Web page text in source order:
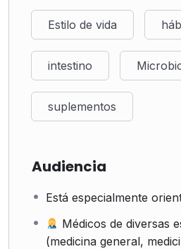
Estilo de vida
intestino
suplementos
Audiencia
Está especialmente
Médicos de diversas
(medicina general,